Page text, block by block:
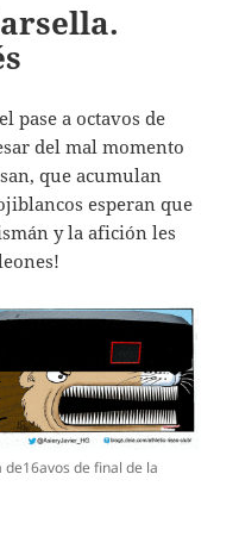
pase a octavos de
del mal momento
que acumulan
esperan que
y la afición les
de final de la